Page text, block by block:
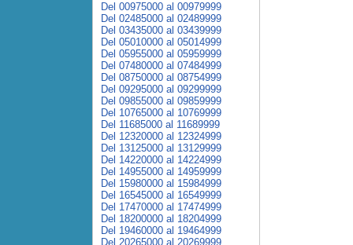
Del 00975000 al 00979999
Del 02485000 al 02489999
Del 03435000 al 03439999
Del 05010000 al 05014999
Del 05955000 al 05959999
Del 07480000 al 07484999
Del 08750000 al 08754999
Del 09295000 al 09299999
Del 09855000 al 09859999
Del 10765000 al 10769999
Del 11685000 al 11689999
Del 12320000 al 12324999
Del 13125000 al 13129999
Del 14220000 al 14224999
Del 14955000 al 14959999
Del 15980000 al 15984999
Del 16545000 al 16549999
Del 17470000 al 17474999
Del 18200000 al 18204999
Del 19460000 al 19464999
Del 20265000 al 20269999